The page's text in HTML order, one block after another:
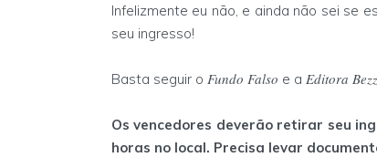
Infelizmente eu não, e ainda não sei se
seu ingresso!
Basta seguir o Fundo Falso e a Editora Bezz
Os vencedores deverão retirar seu
horas no local. Precisa levar